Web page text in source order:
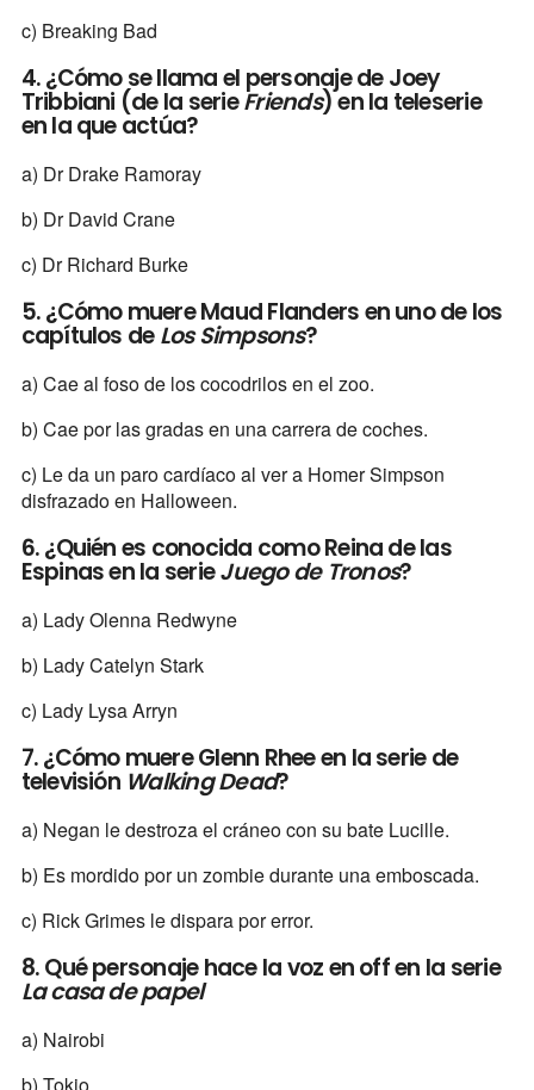
c) Breaking Bad
4. ¿Cómo se llama el personaje de Joey
Tribbiani (de la serieFriends) en la teleserie
en la que actúa?
a) Dr Drake Ramoray
b) Dr David Crane
c) Dr Richard Burke
5. ¿Cómo muere Maud Flanders en uno de los
capítulos deLos Simpsons?
a) Cae al foso de los cocodrilos en el zoo.
b) Cae por las gradas en una carrera de coches.
c) Le da un paro cardíaco al ver a Homer Simpson
disfrazado en Halloween.
6. ¿Quién es conocida como Reina de las
Espinas en la serieJuego de Tronos?
a) Lady Olenna Redwyne
b) Lady Catelyn Stark
c) Lady Lysa Arryn
7. ¿Cómo muere Glenn Rhee en la serie de
televisión Walking Dead?
a) Negan le destroza el cráneo con su bate Lucille.
b) Es mordido por un zombie durante una emboscada.
c) Rick Grimes le dispara por error.
8. Qué personaje hace la voz en off en la serie
La casa de papel
a) Nairobi
b) Tokio